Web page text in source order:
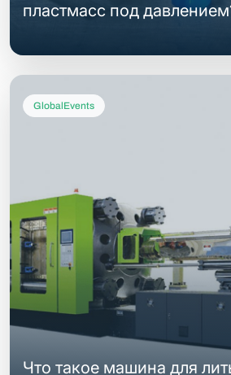
пластмасс под
GlobalEvents
Что такое машина для